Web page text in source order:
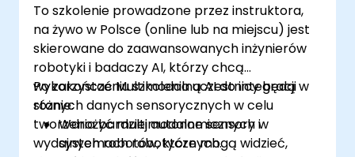
To szkolenie prowadzone przez instruktora,
na żywo w Polsce (online lub na miejscu) jest
skierowane do zaawansowanych inżynierów
robotyki i badaczy AI, którzy chcą
wykorzystać Multimodalną AI do integracji
różnych danych sensorycznych w celu
tworzenia bardziej autonomicznych i
wydajnych robotów, które mogą widzieć,
Po zakończeniu szkolenia uczestnicy będą w
stanie:
Wdrożyć multimodalne sensory w
systemach robotycznych.